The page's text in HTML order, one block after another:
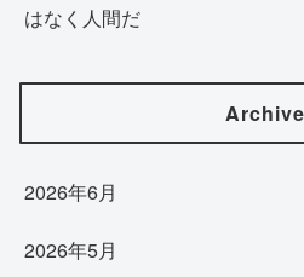
はなく人間だ
2026年6月
2026年5月